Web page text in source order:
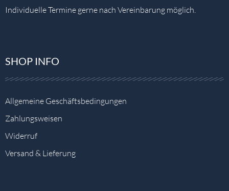
Individuelle Termine gerne nach Vereinbarung möglich.
SHOP INFO
Allgemeine Geschäftsbedingungen
Zahlungsweisen
Widerruf
Versand & Lieferung